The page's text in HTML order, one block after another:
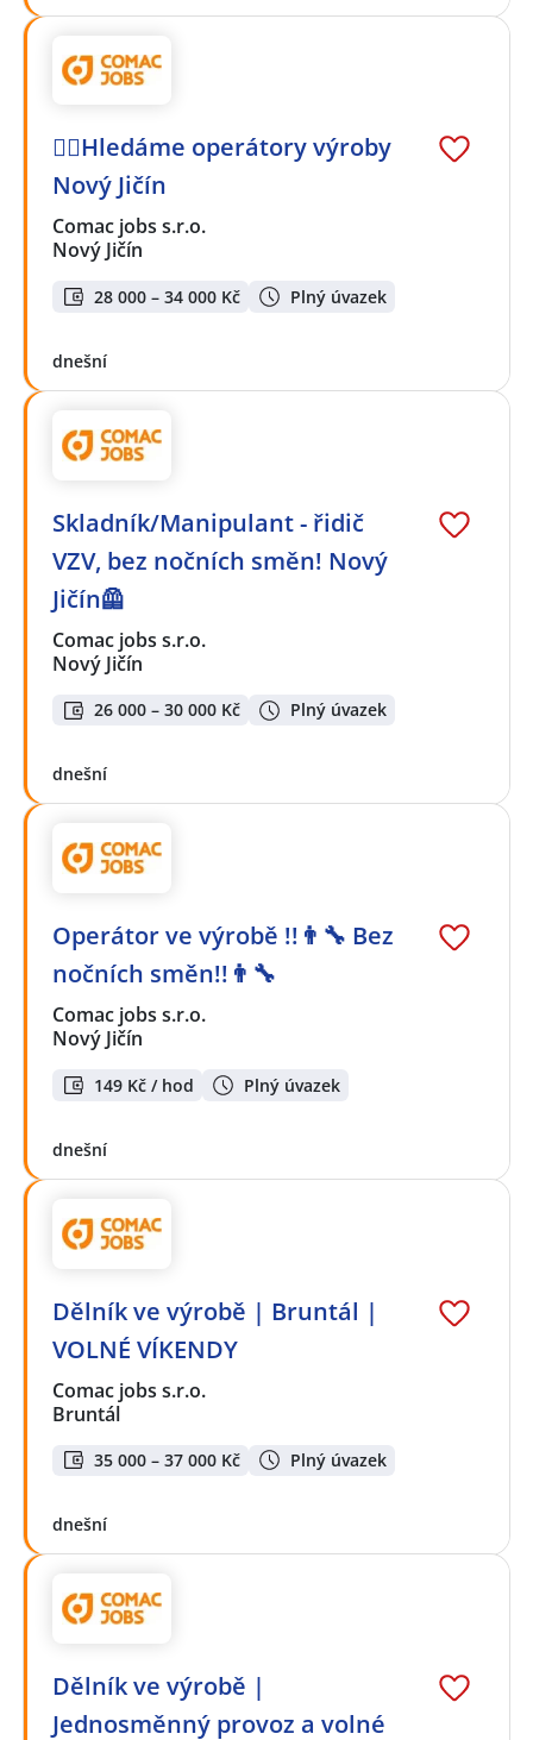
🕵️‍♂️Hledáme operátory výroby
Nový Jičín
Comac jobs s.r.o.
Nový Jičín
28 000 – 34 000 Kč Plný úvazek
dnešní
Skladník/Manipulant - řidič
VZV, bez nočních směn! Nový
Jičín🦺
Comac jobs s.r.o.
Nový Jičín
26 000 – 30 000 Kč Plný úvazek
dnešní
Operátor ve výrobě !!👨‍🔧 Bez
nočních směn!!👨‍🔧
Comac jobs s.r.o.
Nový Jičín
149 Kč / hod Plný úvazek
dnešní
Dělník ve výrobě | Bruntál |
VOLNÉ VÍKENDY
Comac jobs s.r.o.
Bruntál
35 000 – 37 000 Kč Plný úvazek
dnešní
Dělník ve výrobě |
Jednosměnný provoz a volné